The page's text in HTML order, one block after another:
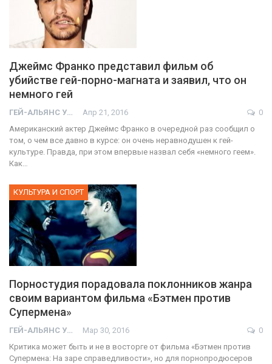
Джеймс Франко представил фильм об
убийстве гей-порно-магната и заявил, что он
немного гей
ГЕЙ-АЛЬЯНС УКРАИНА Апр 21, 2016
0
Американский актер Джеймс Франко в очередной раз сообщил о
том, о чем все давно в курсе: он очень неравнодушен к гей-
культуре. Правда, при этом впервые назвал себя «немного геем».
Как…
КУЛЬТУРА И СПОРТ
Порностудия порадовала поклонников жанра
своим вариантом фильма «Бэтмен против
Супермена»
ГЕЙ-АЛЬЯНС УКРАИНА Мар 30, 2016
0
Критика может быть и не в восторге от фильма «Бэтмен против
Супермена: На заре справедливости», но для порнопродюсеров